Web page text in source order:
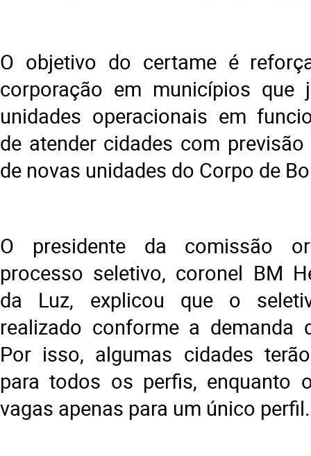
O objetivo do certame é
corporação em municípios que
unidades operacionais em
de atender cidades com
de novas unidades do Corpo de
O presidente da comissão
processo seletivo, coronel BM
da Luz, explicou que o
realizado conforme a demanda
Por isso, algumas cidades
para todos os perfis, enquanto
vagas apenas para um único perfil.